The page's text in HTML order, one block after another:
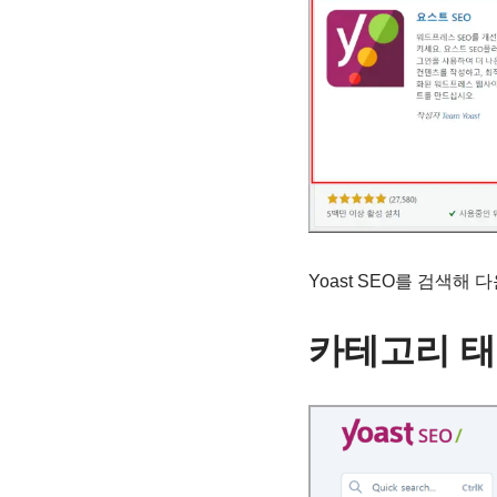
Yoast SEO를 검색해
카테고리